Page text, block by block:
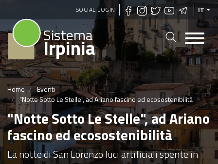
Salta
al
contenuto
principale
SOCIAL LOGIN IT
Sistema
Irpinia
Home
Eventi
"Notte Sotto Le Stelle", ad Ariano fascino ed ecosostenibilità
"Notte Sotto Le Stelle", ad Ariano
fascino ed ecosostenibilità
La notte di San Lorenzo luci artificiali spente in